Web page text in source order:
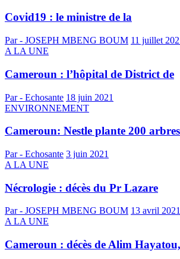
Covid19 : le ministre de la
Par - JOSEPH MBENG BOUM 11 juillet
A LA UNE
Cameroun : l’hôpital de District de
Par - Echosante 18 juin 2021
ENVIRONNEMENT
Cameroun: Nestle plante 200
Par - Echosante 3 juin 2021
A LA UNE
Nécrologie : décès du Pr Lazare
Par - JOSEPH MBENG BOUM 13 avril 2021
A LA UNE
Cameroun : décès de Alim Hayatou,